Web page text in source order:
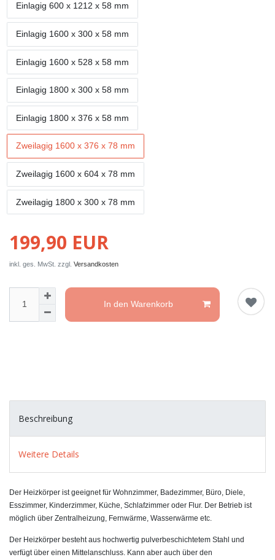
Einlagig 600 x 1212 x 58 mm
Einlagig 1600 x 300 x 58 mm
Einlagig 1600 x 528 x 58 mm
Einlagig 1800 x 300 x 58 mm
Einlagig 1800 x 376 x 58 mm
Zweilagig 1600 x 376 x 78 mm
Zweilagig 1600 x 604 x 78 mm
Zweilagig 1800 x 300 x 78 mm
199,90 EUR
inkl. ges. MwSt. zzgl. Versandkosten
In den Warenkorb
Beschreibung
Weitere Details
Der Heizkörper ist geeignet für Wohnzimmer, Badezimmer, Büro, Diele,
Esszimmer, Kinderzimmer, Küche, Schlafzimmer oder Flur. Der Betrieb ist
möglich über Zentralheizung, Fernwärme, Wasserwärme etc.
Der Heizkörper besteht aus hochwertig pulverbeschichtetem Stahl und
verfügt über einen Mittelanschluss. Kann aber auch über den